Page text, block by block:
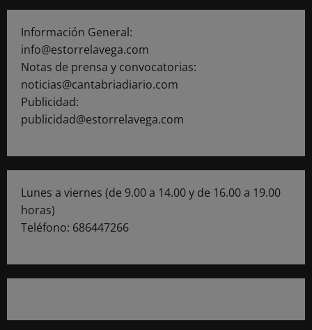
Información General:
info@estorrelavega.com
Notas de prensa y convocatorias:
noticias@cantabriadiario.com
Publicidad:
publicidad@estorrelavega.com
Lunes a viernes (de 9.00 a 14.00 y de 16.00 a 19.00
horas)
Teléfono: 686447266